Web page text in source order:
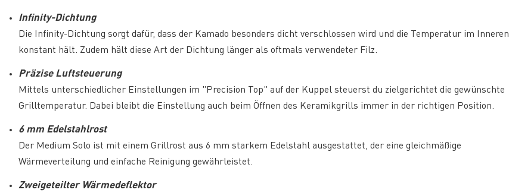
Infinity-Dichtung
Die Infinity-Dichtung sorgt dafür, dass der Kamado besonders dicht verschlossen wird und die Temperatur im Inneren
konstant hält. Zudem hält diese Art der Dichtung länger als oftmals verwendeter Filz.
Präzise Luftsteuerung
Mittels unterschiedlicher Einstellungen im "Precision Top" auf der Kuppel steuerst du zielgerichtet die gewünschte
Grilltemperatur. Dabei bleibt die Einstellung auch beim Öffnen des Keramikgrills immer in der richtigen Position.
6 mm Edelstahlrost
Der Medium Solo ist mit einem Grillrost aus 6 mm starkem Edelstahl ausgestattet, der eine gleichmäßige
Wärmeverteilung und einfache Reinigung gewährleistet.
Zweigeteilter Wärmedeflektor